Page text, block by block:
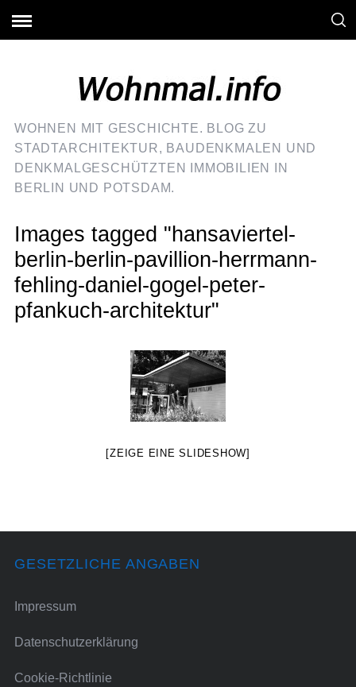
WOHNEN MIT GESCHICHTE. BLOG ZU
STADTARCHITEKTUR, BAUDENKMALEN UND
DENKMALGESCHÜTZTEN IMMOBILIEN IN
BERLIN UND POTSDAM.
Images tagged "hansaviertel-
berlin-berlin-pavillion-herrmann-
fehling-daniel-gogel-peter-
pfankuch-architektur"
[ZEIGE EINE SLIDESHOW]
GESETZLICHE ANGABEN
Impressum
Datenschutzerklärung
Cookie-Richtlinie